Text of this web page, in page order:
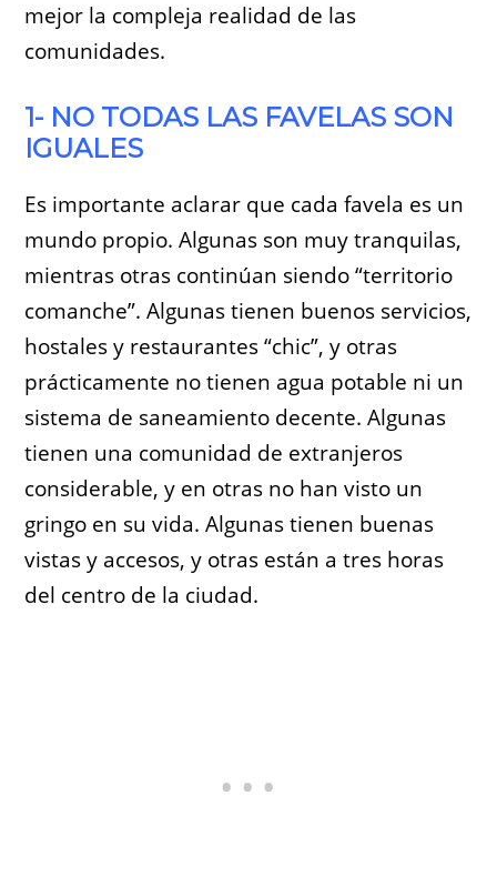
mejor la compleja realidad de las
comunidades.
1- NO TODAS LAS FAVELAS SON
IGUALES
Es importante aclarar que cada favela es un
mundo propio. Algunas son muy tranquilas,
mientras otras continúan siendo “territorio
comanche”. Algunas tienen buenos servicios,
hostales y restaurantes “chic”, y otras
prácticamente no tienen agua potable ni un
sistema de saneamiento decente. Algunas
tienen una comunidad de extranjeros
considerable, y en otras no han visto un
gringo en su vida. Algunas tienen buenas
vistas y accesos, y otras están a tres horas
del centro de la ciudad.